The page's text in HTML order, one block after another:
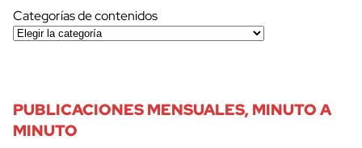
Categorías de contenidos
PUBLICACIONES MENSUALES, MINUTO A
MINUTO